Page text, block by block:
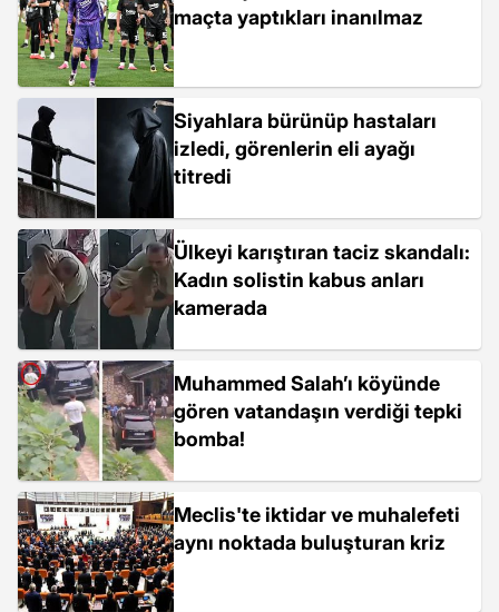
maçta yaptıkları inanılmaz
Siyahlara bürünüp hastaları
izledi, görenlerin eli ayağı
titredi
Ülkeyi karıştıran taciz skandalı:
Kadın solistin kabus anları
kamerada
Muhammed Salah’ı köyünde
gören vatandaşın verdiği tepki
bomba!
Meclis'te iktidar ve muhalefeti
aynı noktada buluşturan kriz